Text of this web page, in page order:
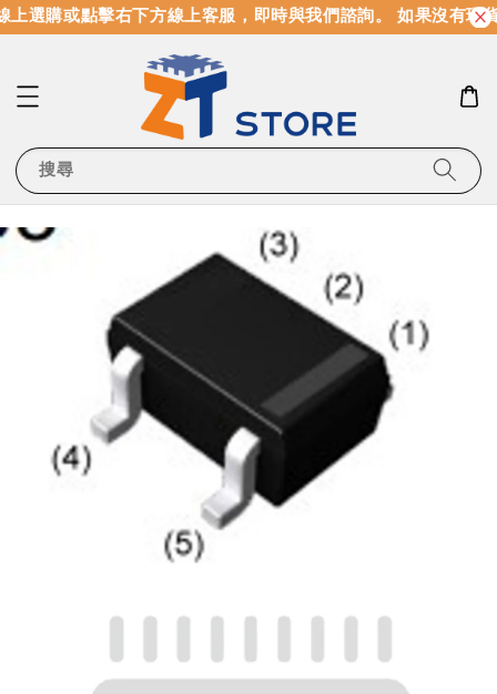
選購或點擊右下方線上客服，即時與我們諮詢。 如果沒有現
搜尋